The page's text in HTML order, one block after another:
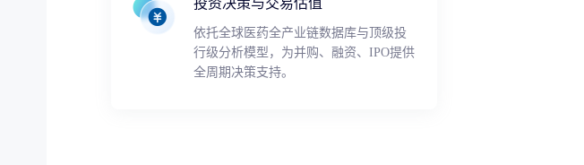
投资决策与交易估值
依托全球医药全产业链数据库与顶级投
行级分析模型，为并购、融资、IPO提供
全周期决策支持。